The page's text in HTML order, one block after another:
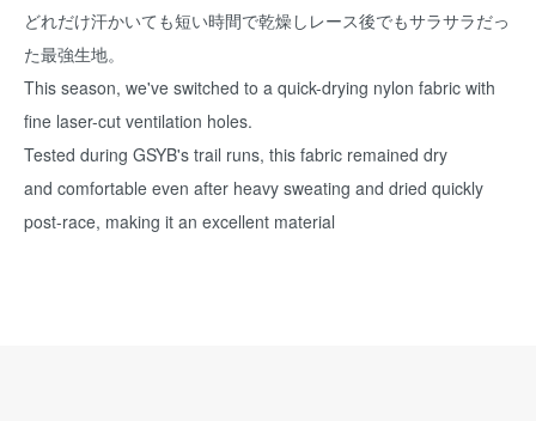
どれだけ汗かいても短い時間で乾燥しレース後でもサラサラだっ
た最強生地。
This season, we've switched to a quick-drying nylon fabric with
fine laser-cut ventilation holes.
Tested during GSYB's trail runs, this fabric remained dry
and comfortable even after heavy sweating and dried quickly
post-race, making it an excellent material